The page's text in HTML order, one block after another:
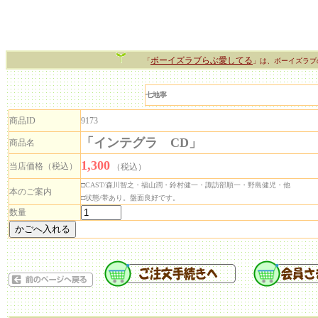
「ボーイズラブらぶ愛してる 」は、ボーイズラ
七地寧
商品ID 9173
商品名 「インテグラ CD」
当店価格（税込） 1,300 （税込）
本のご案内
□CAST/森川智之・福山潤・鈴村健一・諏訪部順一・野島健児・他
□状態/帯あり。盤面良好です。
数量